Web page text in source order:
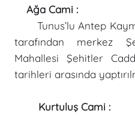
Ağa Cami :
Tunus’lu Antep
tarafından merkez
Mahallesi Şehitler
tarihleri arasında
Kurtuluş Cami :